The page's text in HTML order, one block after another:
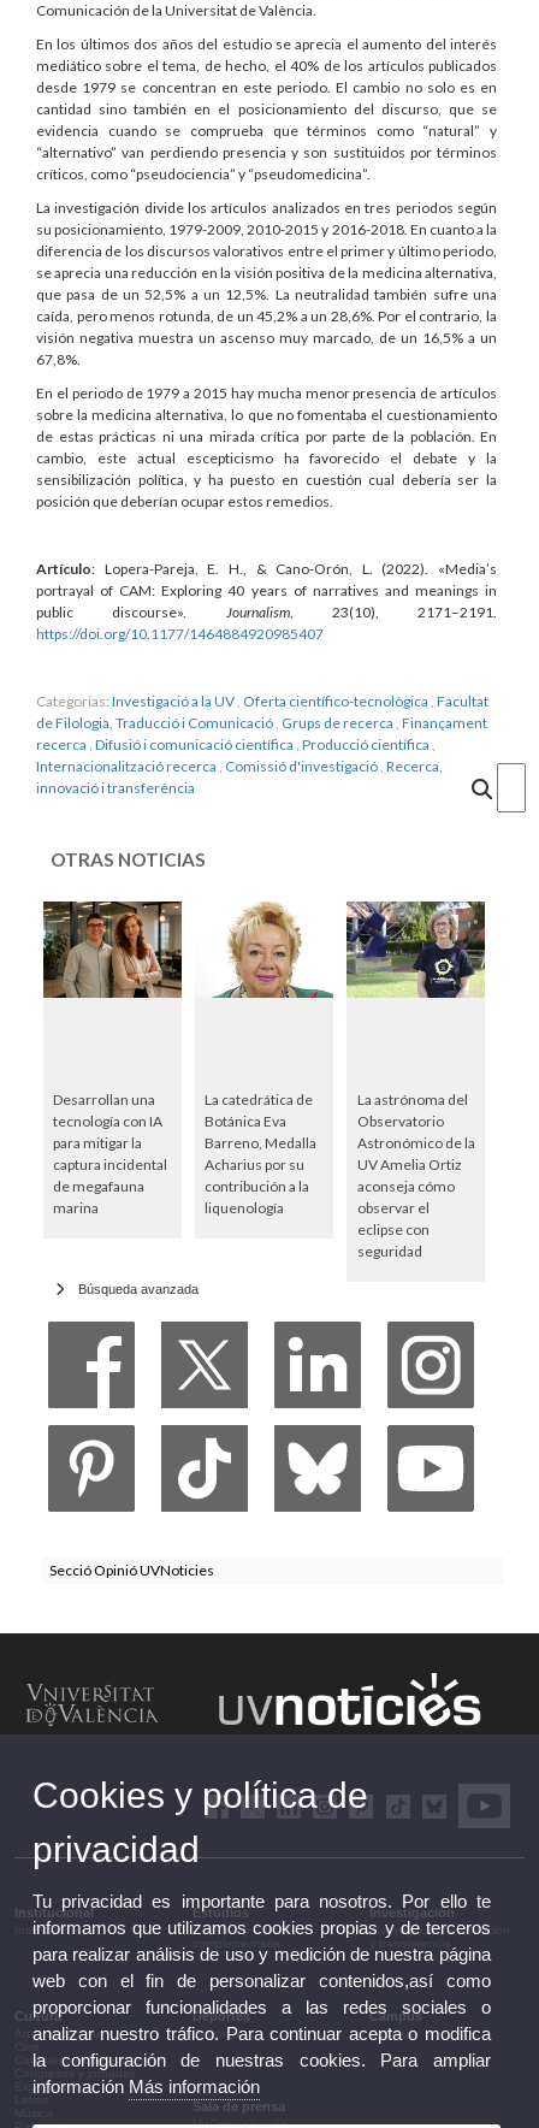
Comunicación de la Universitat de València.
En los últimos dos años del estudio se aprecia el aumento del interés
mediático sobre el tema, de hecho, el 40% de los artículos publicados
desde 1979 se concentran en este periodo. El cambio no solo es en
cantidad sino también en el posicionamiento del discurso, que se
evidencia cuando se comprueba que términos como “natural” y
“alternativo” van perdiendo presencia y son sustituidos por términos
críticos, como “pseudociencia” y “pseudomedicina”.
La investigación divide los artículos analizados en tres periodos según
su posicionamiento, 1979-2009, 2010-2015 y 2016-2018. En cuanto a la
diferencia de los discursos valorativos entre el primer y último periodo,
se aprecia una reducción en la visión positiva de la medicina alternativa,
que pasa de un 52,5% a un 12,5%. La neutralidad también sufre una
caída, pero menos rotunda, de un 45,2% a un 28,6%. Por el contrario, la
visión negativa muestra un ascenso muy marcado, de un 16,5% a un
67,8%.
En el periodo de 1979 a 2015 hay mucha menor presencia de artículos
sobre la medicina alternativa, lo que no fomentaba el cuestionamiento
de estas prácticas ni una mirada crítica por parte de la población. En
cambio, este actual escepticismo ha favorecido el debate y la
sensibilización política, y ha puesto en cuestión cual debería ser la
posición que deberían ocupar estos remedios.
Artículo: Lopera-Pareja, E. H., & Cano-Orón, L. (2022). «Media’s
portrayal of CAM: Exploring 40 years of narratives and meanings in
public discourse». Journalism, 23(10), 2171–2191.
https://doi.org/10.1177/1464884920985407
Categorias: Investigació a la UV, Oferta científico-tecnològica , Facultat
de Filologia, Traducció i Comunicació, Grups de recerca , Finançament
recerca , Difusió i comunicació científica , Producció científica ,
Internacionalització recerca , Comissió d'investigació, Recerca,
innovació i transferència
OTRAS NOTICIAS
Desarrollan una
tecnología con IA
para mitigar la
captura incidental
de megafauna
marina
La catedrática de
Botánica Eva
Barreno, Medalla
Acharius por su
contribución a la
liquenología
La astrónoma del
Observatorio
Astronómico de la
UV Amelia Ortiz
aconseja cómo
observar el
eclipse con
seguridad
Búsqueda avanzada
Secció Opinió UVNoticies
Institucional
Institucional
Estudios
Estudios y formación
Investigación
Investigación, innovación
Cultura
Artes escénicas
Conferencias y debates
Congresos y jornadas
Exposiciones
Deportes
Deportes
Campus
Campus
Sala de prensa
UVComunicación
Cookies y política de
privacidad
Tu privacidad es importante para nosotros. Por ello te
informamos que utilizamos cookies propias y de terceros
para realizar análisis de uso y medición de nuestra página
web con el fin de personalizar contenidos,así como
proporcionar funcionalidades a las redes sociales o
analizar nuestro tráfico. Para continuar acepta o modifica
la configuración de nuestras cookies. Para ampliar
información Más información